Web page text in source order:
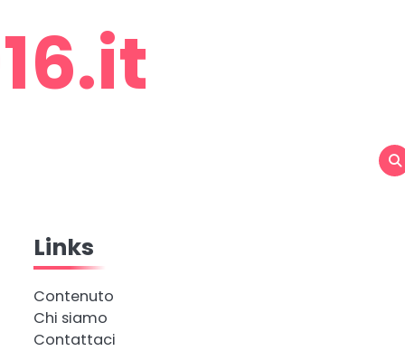
Links
Contenuto
Chi siamo
Contattaci